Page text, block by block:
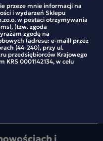
przeze mnie informacji na
i wydarzeń Sklepu
w postaci otrzymywania
(tzw. zgoda
zgodę na
(adresu: e-mail) przez
(44-240), przy ul.
przedsiębiorców Krajowego
KRS 0001142134, w celu